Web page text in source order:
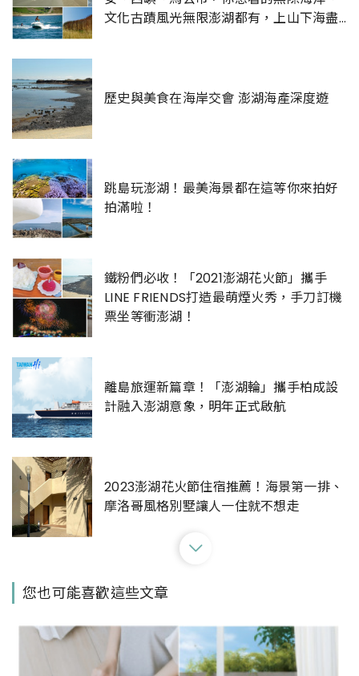
文化古蹟風光無限澎湖都有，上山下海盡
歷史與美食在海岸交會 澎湖海產深度遊
跳島玩澎湖！最美海景都在這等你來拍好
拍滿啦！
鐵粉們必收！「2021澎湖花火節」攜手
LINE FRIENDS打造最萌煙火秀，手刀訂機
票坐等衝澎湖！
離島旅運新篇章！「澎湖輪」攜手柏成設
計融入澎湖意象，明年正式啟航
2023澎湖花火節住宿推薦！海景第一排、
摩洛哥風格別墅讓人一住就不想走
讓澎湖湛藍海水成今夏最美回憶！整理澎
湖花火節7大玩水網美行程
您也可能喜歡這些文章